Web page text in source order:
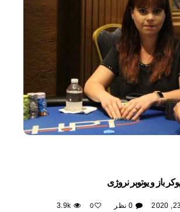
باز و یوتوبر نروژی
0 نظر 0
3.9k